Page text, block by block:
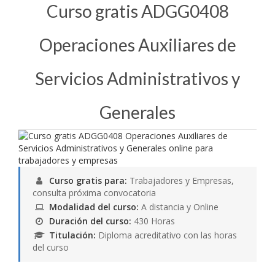
Curso gratis ADGG0408
Operaciones Auxiliares de
Servicios Administrativos y
Generales
Curso gratis para: Trabajadores y Empresas,
consulta próxima convocatoria
Modalidad del curso: A distancia y Online
Duración del curso: 430 Horas
Titulación: Diploma acreditativo con las horas
del curso